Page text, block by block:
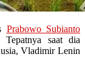
Prabowo Subianto
Tepatnya saat dia
Vladimir Lenin